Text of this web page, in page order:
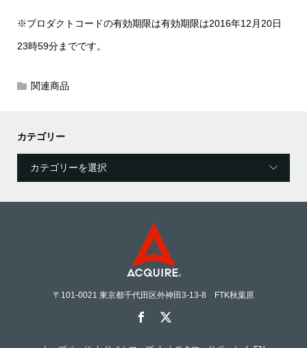
※プロダクトコードの有効期限は有効期限は2016年12月20日
23時59分までです。
関連商品
カテゴリー
〒101-0021 東京都千代田区外神田3-13-8 FTK秋葉原